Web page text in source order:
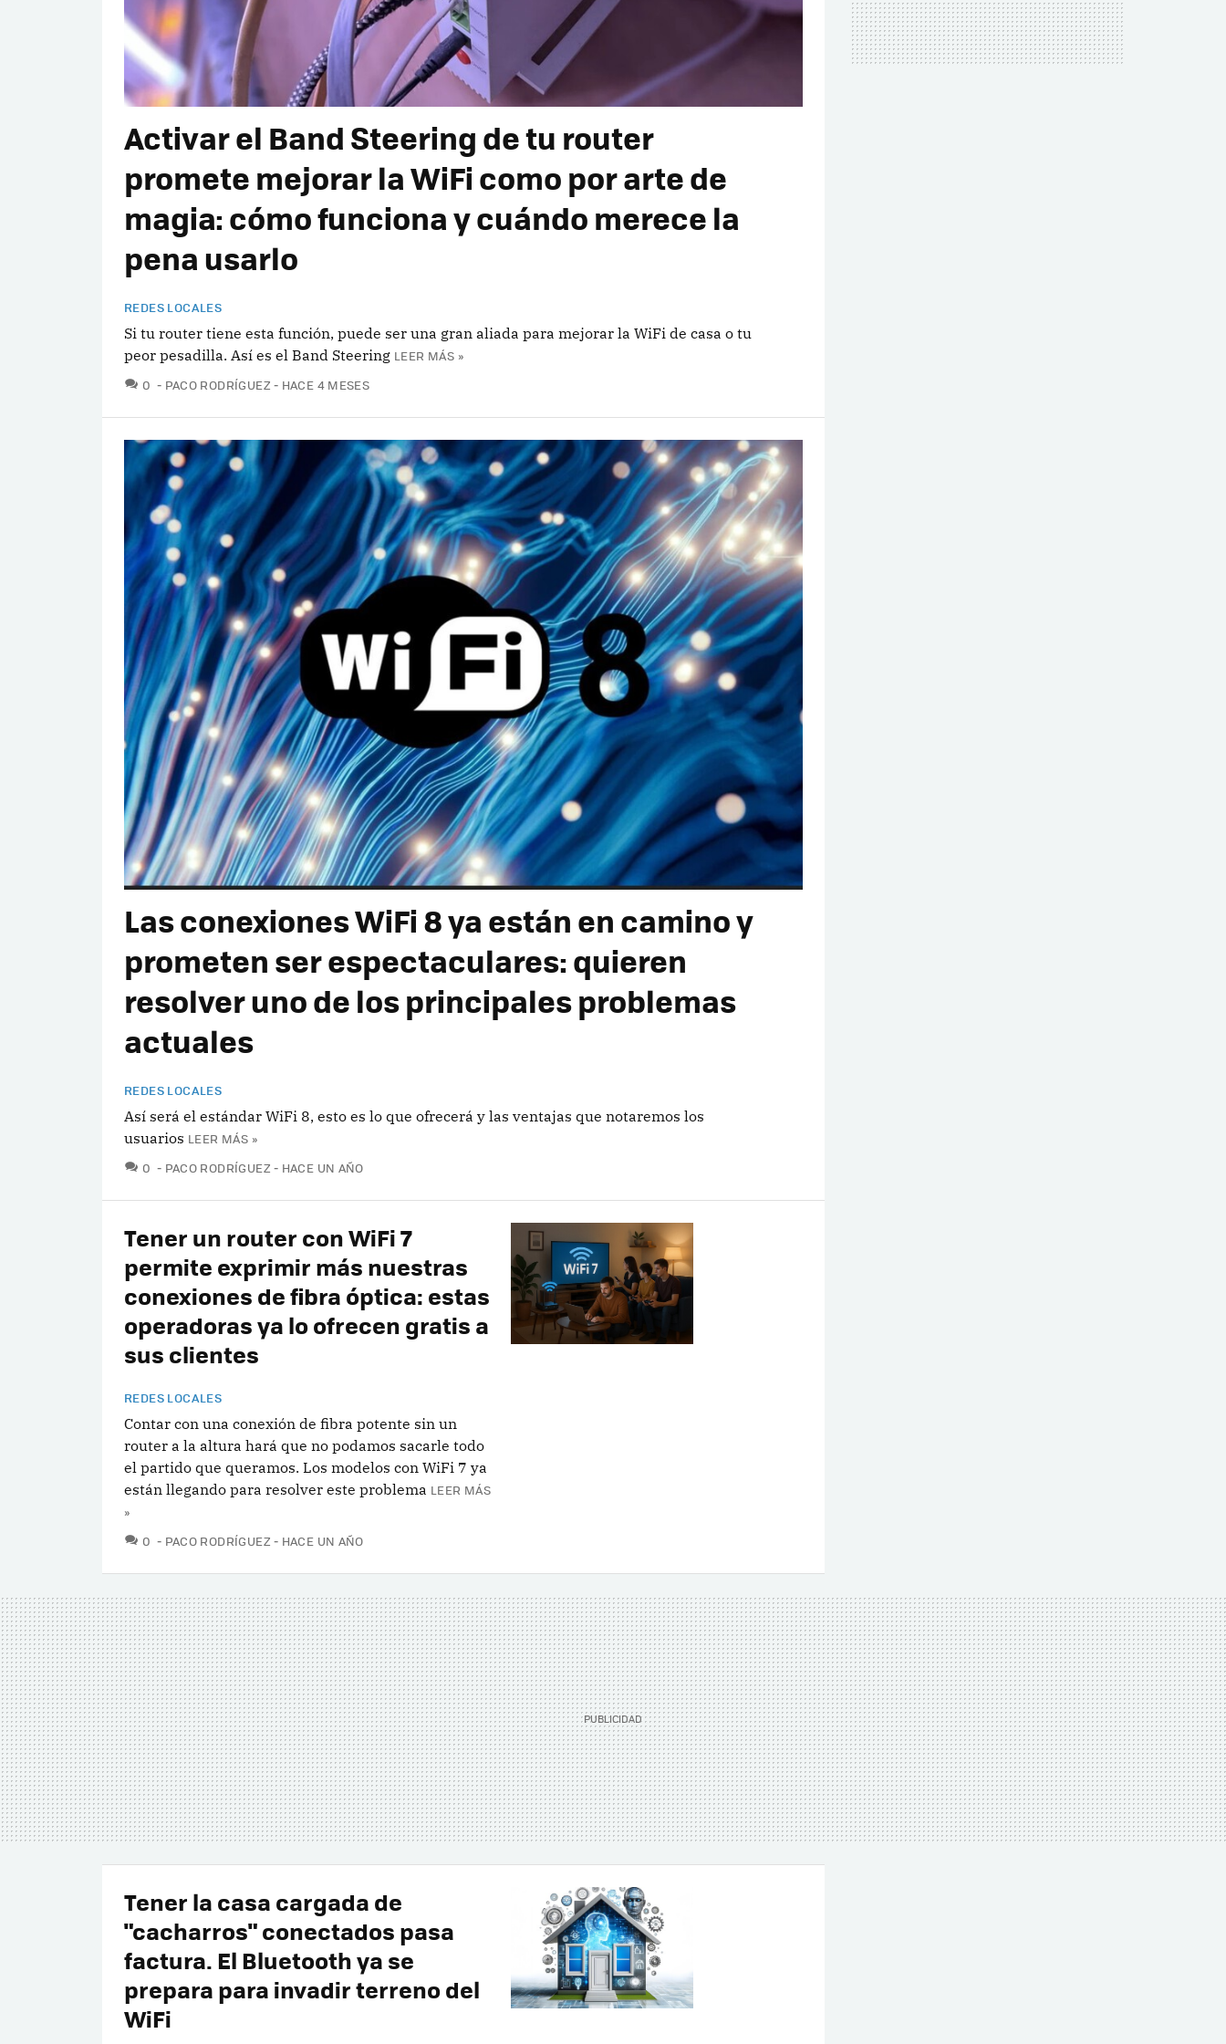
Activar el Band Steering de tu router
promete mejorar la WiFi como por arte de
magia: cómo funciona y cuándo merece la
pena usarlo
REDES LOCALES
Si tu router tiene esta función, puede ser una gran aliada para mejorar la WiFi de casa o tu
peor pesadilla. Así es el Band Steering LEER MÁS »
0 COMENTARIOS
PACO RODRÍGUEZ HACE 4 MESES
Las conexiones WiFi 8 ya están en camino y
prometen ser espectaculares: quieren
resolver uno de los principales problemas
actuales
REDES LOCALES
Así será el estándar WiFi 8, esto es lo que ofrecerá y las ventajas que notaremos los
usuarios LEER MÁS »
0 COMENTARIOS
PACO RODRÍGUEZ HACE UN AÑO
Tener un router con WiFi 7
permite exprimir más nuestras
conexiones de fibra óptica: estas
operadoras ya lo ofrecen gratis a
sus clientes
REDES LOCALES
Contar con una conexión de fibra potente sin un
router a la altura hará que no podamos sacarle todo
el partido que queramos. Los modelos con WiFi 7 ya
están llegando para resolver este problema LEER MÁS
»
0 COMENTARIOS
PACO RODRÍGUEZ HACE UN AÑO
Tener la casa cargada de
"cacharros" conectados pasa
factura. El Bluetooth ya se
prepara para invadir terreno del
WiFi